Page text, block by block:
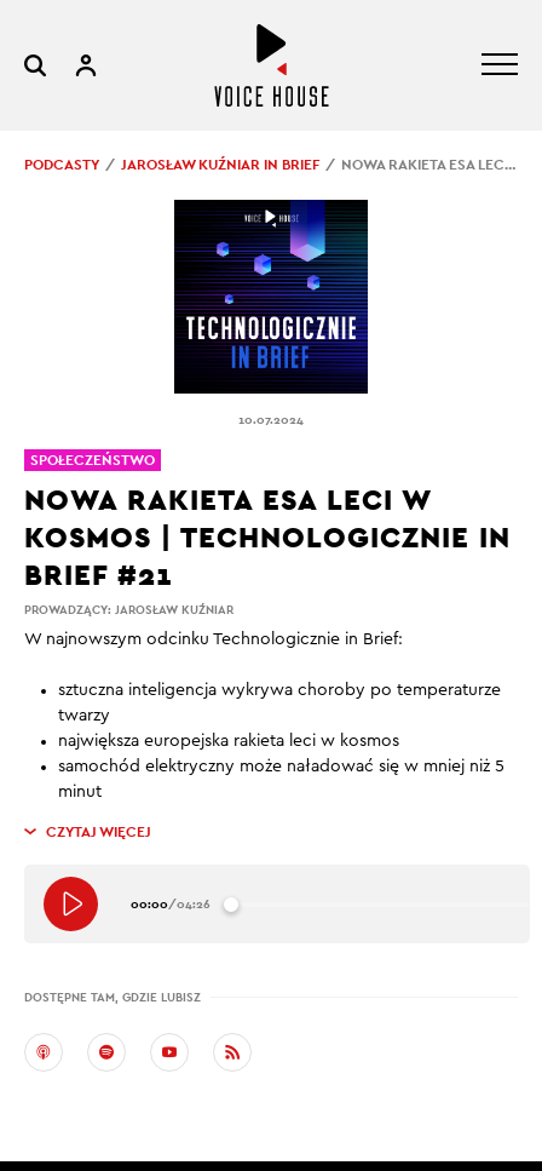
PODCASTY JAROSŁAW KUŹNIAR IN BRIEF NOWA RAKIETA ESA LECI W KOSMOS | TECHNOLOGICZNIE IN BRIEF #21
10.07.2024
PROWADZĄCY: JAROSŁAW KUŹNIAR
NOWA RAKIETA ESA LECI W
KOSMOS | TECHNOLOGICZNIE IN
BRIEF #21
W najnowszym odcinku Technologicznie in Brief:
sztuczna inteligencja wykrywa choroby po temperaturze
twarzy
największa europejska rakieta leci w kosmos
samochód elektryczny może naładować się w mniej niż 5
minut
CZYTAJ WIĘCEJ
00:00/04:26
DOSTĘPNE TAM, GDZIE LUBISZ
SPOŁECZEŃSTWO